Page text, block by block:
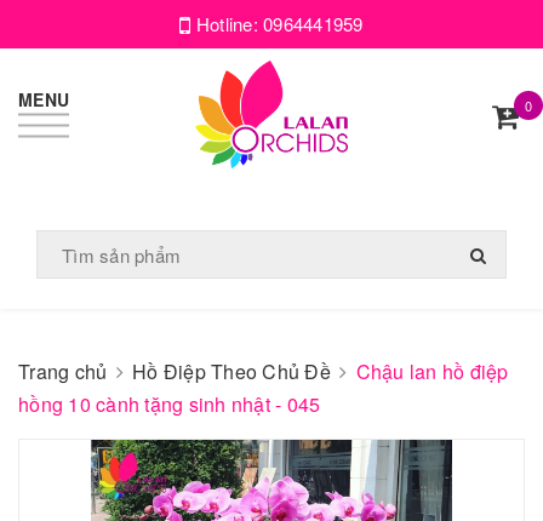
Hotline:0964441959
MENU 0
Trang chủ Hồ Điệp Theo Chủ Đề
Chậu lan hồ điệp
hồng 10 cành tặng sinh nhật - 045